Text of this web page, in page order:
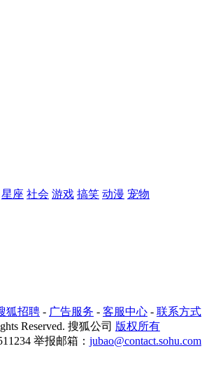
星座 社会 游戏 搞笑 动漫 宠物
狐招聘 - 广告服务 - 客服中心 - 联系方式
Reserved. 搜狐公司 版权所有
举报邮箱： jubao@contact.sohu.com